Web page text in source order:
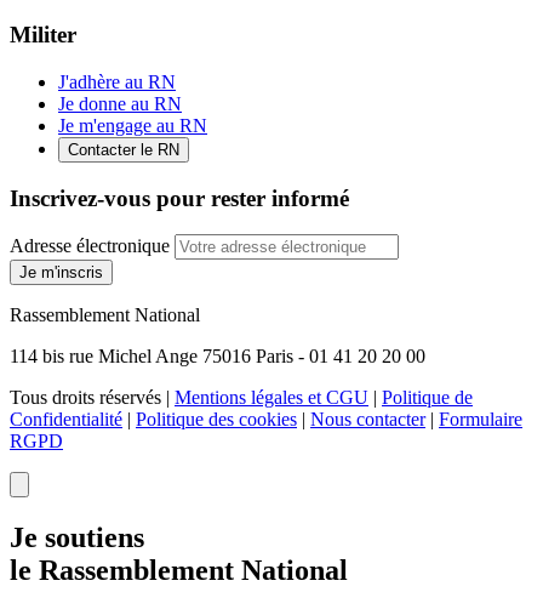
Militer
J'adhère au RN
Je donne au RN
Je m'engage au RN
Contacter le RN
Inscrivez-vous pour rester informé
Adresse électronique
Je m'inscris
Rassemblement National
114 bis rue Michel Ange 75016 Paris - 01 41 20 20 00
Tous droits réservés | Mentions légales et CGU | Politique de
Confidentialité | Politique des cookies | Nous contacter| Formulaire
RGPD
Je soutiens
le Rassemblement National